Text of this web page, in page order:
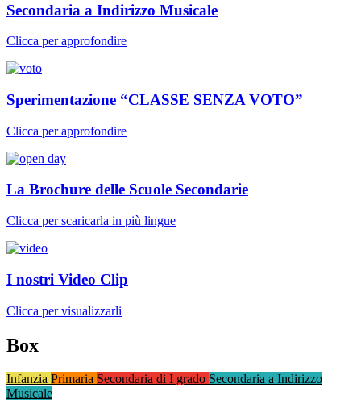
Secondaria a Indirizzo Musicale
Clicca per approfondire
Sperimentazione “CLASSE SENZA VOTO”
Clicca per approfondire
La Brochure delle Scuole Secondarie
Clicca per scaricarla in più lingue
I nostri Video Clip
Clicca per visualizzarli
Box
Infanzia Primaria Secondaria di I grado Secondaria a Indirizzo
Musicale